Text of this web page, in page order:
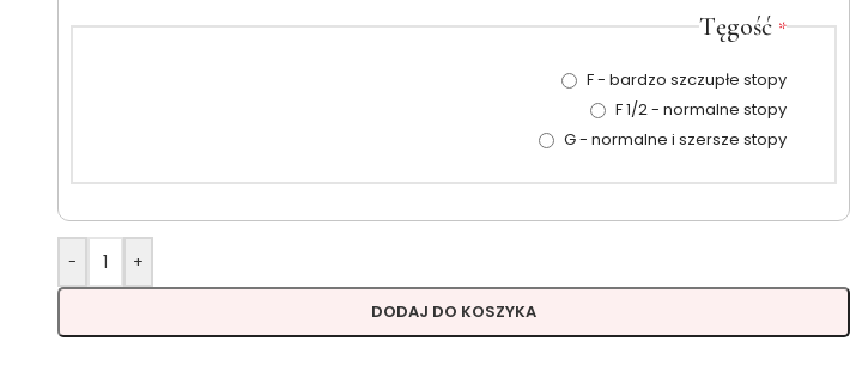
Tęgość *
F - bardzo szczupłe stopy
F 1/2 - normalne stopy
G - normalne i szersze stopy
- +
DODAJ DO KOSZYKA